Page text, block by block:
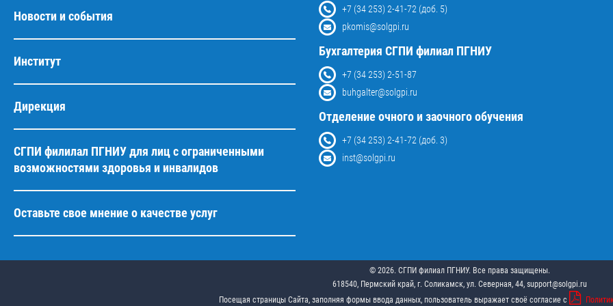
Новости и события
Институт
Дирекция
СГПИ филилал ПГНИУ для лиц с ограниченными
возможностями здоровья и инвалидов
Оставьте свое мнение о качестве услуг
+7 (34 253) 2-41-72 (доб. 5)
pkomis@solgpi.ru
Бухгалтерия СГПИ филиал ПГНИУ
+7 (34 253) 2-51-87
buhgalter@solgpi.ru
Отделение очного и заочного обучения
+7 (34 253) 2-41-72 (доб. 3)
inst@solgpi.ru
© 2026. СГПИ филиал ПГНИУ. Все права защищены.
618540, Пермский край, г. Соликамск, ул. Северная, 44, support@solgpi.ru
Посещая страницы Сайта, заполняя формы ввода данных, пользователь выражает своё согласие с